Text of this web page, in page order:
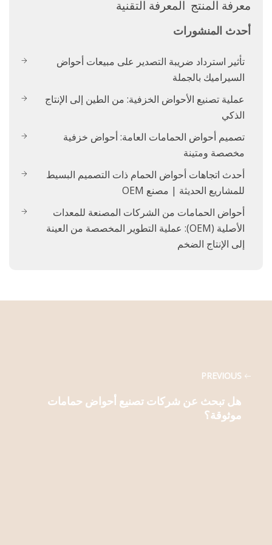
معرفة المنتج المعرفة التقنية
أحدث المنشورات
تأثير استرداد ضريبة التصدير على مبيعات أحواض
السيراميك بالجملة
عملية تصنيع الأحواض الخزفية: من الطين إلى الإنتاج
الذكي
تصميم أحواض الحمامات العامة: أحواض خزفية
مخصصة ومتينة
أحدث اتجاهات أحواض الحمام ذات التصميم البسيط
للمشاريع الحديثة | مصنع OEM
أحواض الحمامات من الشركات المصنعة للمعدات
الأصلية (OEM): عملية التطوير المخصصة من العينة
إلى الإنتاج الضخم
PREVIOUS
هل تبحث عن شركات تصنيع أحواض حمامات
موثوقة؟